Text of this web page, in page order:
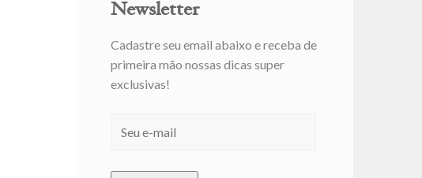
Newsletter
Cadastre seu email abaixo e receba de
primeira mão nossas dicas super
exclusivas!